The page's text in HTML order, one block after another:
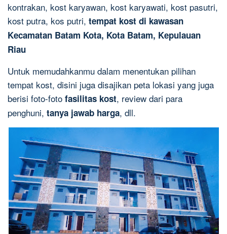
kontrakan, kost karyawan, kost karyawati, kost pasutri,
kost putra, kos putri, tempat kost di kawasan
Kecamatan Batam Kota, Kota Batam, Kepulauan
Riau
Untuk memudahkanmu dalam menentukan pilihan
tempat kost, disini juga disajikan peta lokasi yang juga
berisi foto-foto fasilitas kost, review dari para
penghuni, tanya jawab harga, dll.